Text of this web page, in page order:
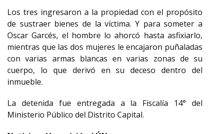
Los tres ingresaron a la propiedad con el propósito
de sustraer bienes de la víctima. Y para someter a
Oscar Garcés, el hombre lo ahorcó hasta asfixiarlo,
mientras que las dos mujeres le encajaron puñaladas
con varias armas blancas en varias zonas de su
cuerpo, lo que derivó en su deceso dentro del
inmueble.
La detenida fue entregada a la Fiscalía 14° del
Ministerio Público del Distrito Capital.